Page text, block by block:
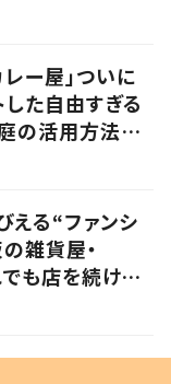
ー屋」ついに
た自由すぎる
の活用方法に
える“ファンシ
雑貨屋・
も店を続ける